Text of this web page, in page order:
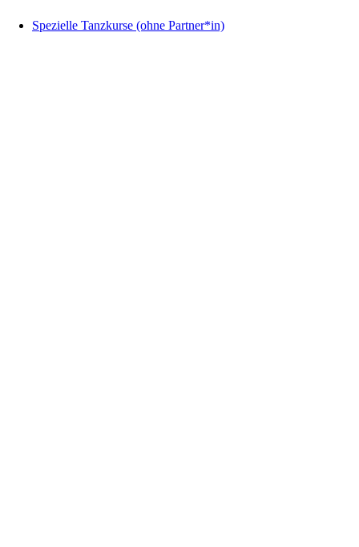
Spezielle Tanzkurse (ohne Partner*in)